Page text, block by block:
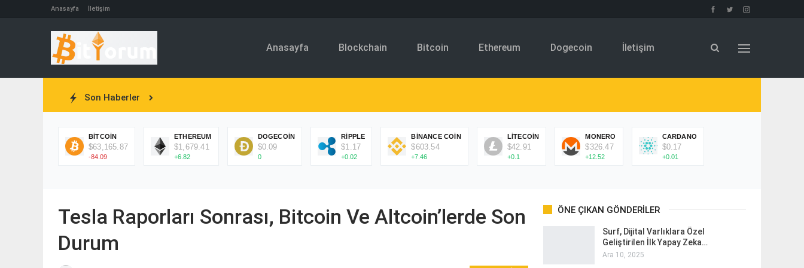
Anasayfa İletişim
Anasayfa Blockchain Bitcoin Ethereum Dogecoin İletişim
Son Haberler
BITCOIN
$63,165.87
-84.09
ETHEREUM
$1,679.41
+6.82
DOGECOIN
$0.09
0
RIPPLE
$1.17
+0.02
BINANCE COIN
$603.54
+7.46
LITECOIN
$42.91
+0.1
MONERO
$326.47
+12.52
CARDANO
$0.17
+0.01
Tesla Raporları Sonrası, Bitcoin Ve Altcoin’lerde Son
Durum
ÖNE ÇIKAN GÖNDERILER
Surf, Dijital Varlıklara Özel
Geliştirilen İlk Yapay Zeka…
Ara 10, 2025